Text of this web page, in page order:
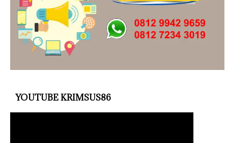
YOUTUBE KRIMSUS86